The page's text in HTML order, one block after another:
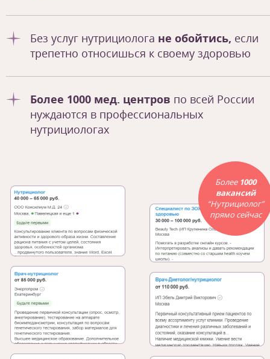
Более 1000
вакансий
“Нутрициолог”
прямо сейчас
Без услуг нутрициолога не обойтись, если
трепетно относишься к своему здоровью
Более 1000 мед. центров по всей России
нуждаются в профессиональных
нутрициологах